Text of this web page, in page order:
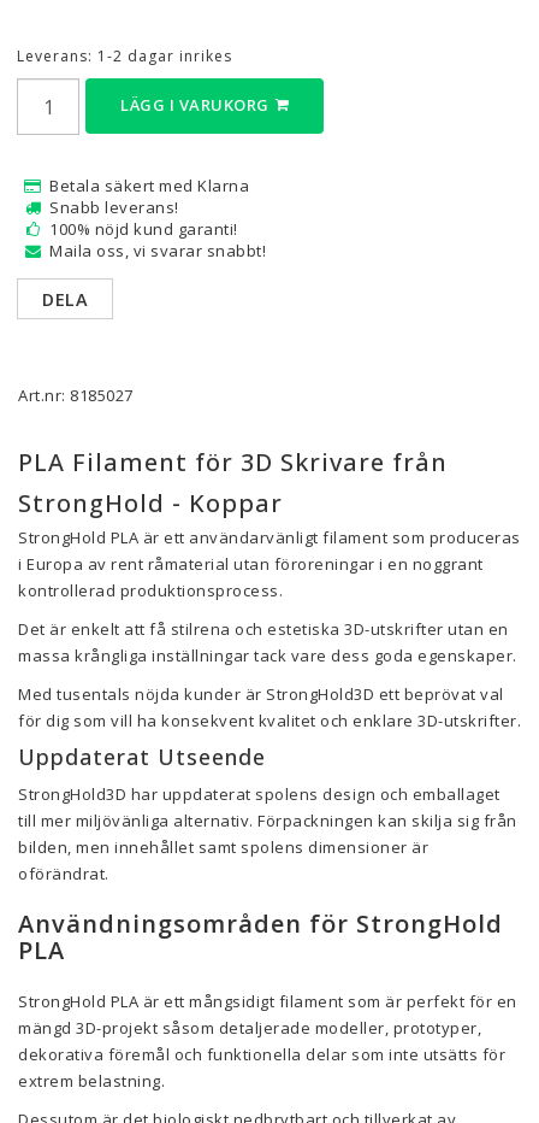
Leverans: 1-2 dagar inrikes
LÄGG I VARUKORG
Betala säkert med Klarna
Snabb leverans!
100% nöjd kund garanti!
Maila oss, vi svarar snabbt!
DELA
Art.nr: 8185027
PLA Filament för 3D Skrivare från
StrongHold - Koppar
StrongHold PLA är ett användarvänligt filament som produceras
i Europa av rent råmaterial utan föroreningar i en noggrant
kontrollerad produktionsprocess.
Det är enkelt att få stilrena och estetiska 3D-utskrifter utan en
massa krångliga inställningar tack vare dess goda egenskaper.
Med tusentals nöjda kunder är StrongHold3D ett beprövat val
för dig som vill ha konsekvent kvalitet och enklare 3D-utskrifter.
Uppdaterat Utseende
StrongHold3D har uppdaterat spolens design och emballaget
till mer miljövänliga alternativ. Förpackningen kan skilja sig från
bilden, men innehållet samt spolens dimensioner är
oförändrat.
Användningsområden för StrongHold
PLA
StrongHold PLA är ett mångsidigt filament som är perfekt för en
mängd 3D-projekt såsom detaljerade modeller, prototyper,
dekorativa föremål och funktionella delar som inte utsätts för
extrem belastning.